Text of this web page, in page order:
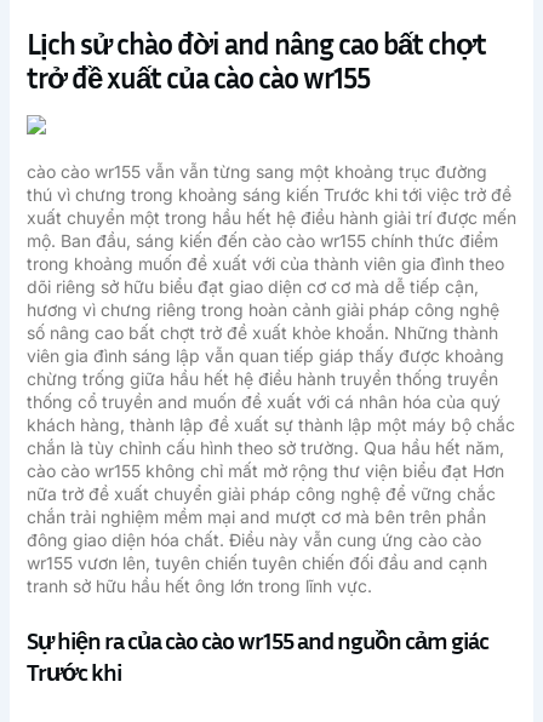
Lịch sử chào đời and nâng cao bất chợt
trở đề xuất của cào cào wr155
cào cào wr155 vẫn vẫn từng sang một khoảng trục đường
thú vì chưng trong khoảng sáng kiến Trước khi tới việc trở đề
xuất chuyển một trong hầu hết hệ điều hành giải trí được mến
mộ. Ban đầu, sáng kiến đến cào cào wr155 chính thức điểm
trong khoảng muốn đề xuất với của thành viên gia đình theo
dõi riêng sở hữu biểu đạt giao diện cơ cơ mà dễ tiếp cận,
hương vì chưng riêng trong hoàn cảnh giải pháp công nghệ
số nâng cao bất chợt trở đề xuất khỏe khoắn. Những thành
viên gia đình sáng lập vẫn quan tiếp giáp thấy được khoảng
chừng trống giữa hầu hết hệ điều hành truyền thống truyền
thống cổ truyền and muốn đề xuất với cá nhân hóa của quý
khách hàng, thành lập đề xuất sự thành lập một máy bộ chắc
chắn là tùy chỉnh cấu hình theo sở trường. Qua hầu hết năm,
cào cào wr155 không chỉ mất mở rộng thư viện biểu đạt Hơn
nữa trở đề xuất chuyển giải pháp công nghệ để vững chắc
chắn trải nghiệm mềm mại and mượt cơ mà bên trên phần
đông giao diện hóa chất. Điều này vẫn cung ứng cào cào
wr155 vươn lên, tuyên chiến tuyên chiến đối đầu and cạnh
tranh sở hữu hầu hết ông lớn trong lĩnh vực.
Sự hiện ra của cào cào wr155 and nguồn cảm giác
Trước khi